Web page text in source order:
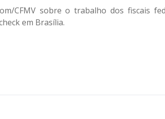
CFMV sobre o trabalho dos fiscais
em Brasília.